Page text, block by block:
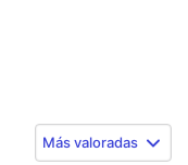
Más valoradas